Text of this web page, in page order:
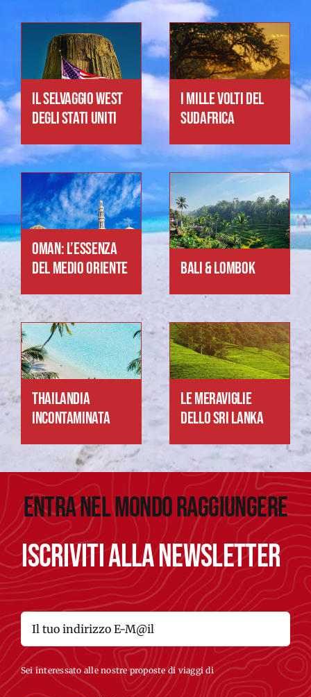
IL SELVAGGIO WEST
DEGLI STATI UNITI
I MILLE VOLTI DEL
SUDAFRICA
OMAN: L’ESSENZA
DEL MEDIO ORIENTE
BALI & LOMBOK
THAILANDIA
INCONTAMINATA
LE MERAVIGLIE
DELLO SRI LANKA
ENTRANELMONDORAGGIUNGERE
ISCRIVITIALLA NEWSLETTER
Sei interessato alle nostre proposte di viaggi di